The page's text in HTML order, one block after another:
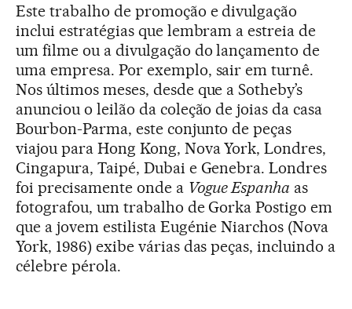
Este trabalho de promoção e divulgação
inclui estratégias que lembram a estreia de
um filme ou a divulgação do lançamento de
uma empresa. Por exemplo, sair em turnê.
Nos últimos meses, desde que a Sotheby’s
anunciou o leilão da coleção de joias da casa
Bourbon-Parma, este conjunto de peças
viajou para Hong Kong, Nova York, Londres,
Cingapura, Taipé, Dubai e Genebra. Londres
foi precisamente onde a Vogue Espanha as
fotografou, um trabalho de Gorka Postigo em
que a jovem estilista Eugénie Niarchos (Nova
York, 1986) exibe várias das peças, incluindo a
célebre pérola.